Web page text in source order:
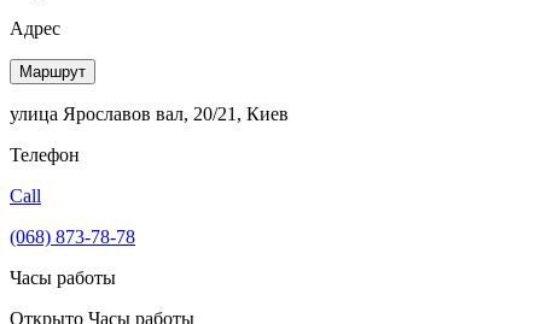
Адрес
Маршрут
улица Ярославов вал, 20/21, Киев
Телефон
Call
(068) 873-78-78
Часы работы
Открыто Часы работы